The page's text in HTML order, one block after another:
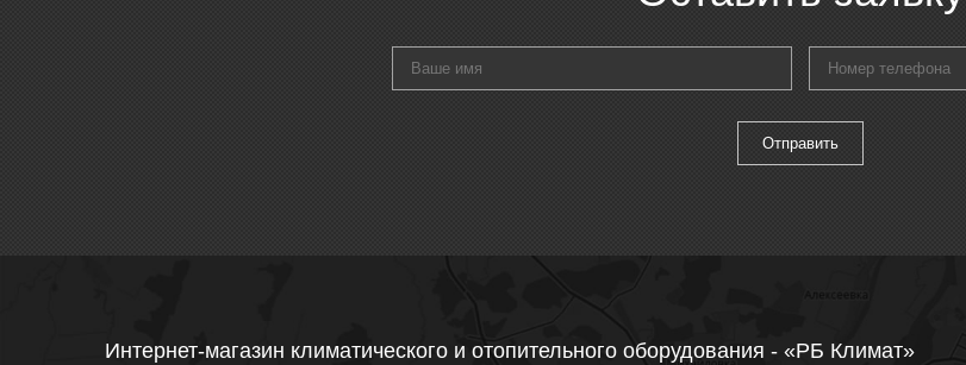
Интернет-магазин климатического и отопительного оборудования - «РБ Климат»